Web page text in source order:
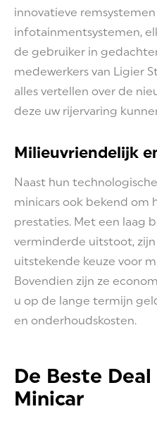
innovatieve
infotainmentsystemen,
de gebruiker in
medewerkers van Ligier
alles vertellen over de
deze uw rijervaring
Milieuvriendelijk
Naast hun
minicars ook bekend om
prestaties. Met een laag
verminderde uitstoot,
uitstekende keuze voor
Bovendien zijn ze
u op de lange termijn
en onderhoudskosten.
De Beste
Minicar